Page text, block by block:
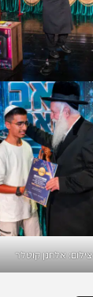
צילום: אלחנן קוטלר